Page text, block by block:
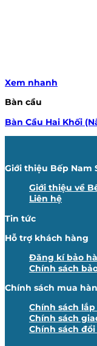
Xem nhanh
Bàn cầu
Bàn Cầu Hai Khối
Giới thiệu Bếp Nam
Giới thiệu về
Liên hệ
Tin tức
Hỗ trợ khách hàng
Đăng kí bảo
Chính sách
Chính sách mua
Chính sách
Chính sách
Chính sách